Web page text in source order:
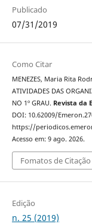
Publicado
07/31/2019
Como Citar
MENEZES, Maria Rita
ATIVIDADES DAS
NO 1º GRAU. Revista da
DOI: 10.62009/
https://
Acesso em: 9 ago. 2026.
Fomatos de Citação
Edição
n. 25 (2019)